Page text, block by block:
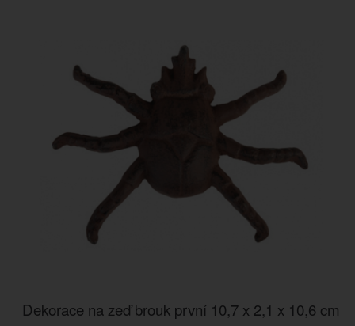
Dekorace na zeď brouk první 10,7 x 2,1 x 10,6 cm